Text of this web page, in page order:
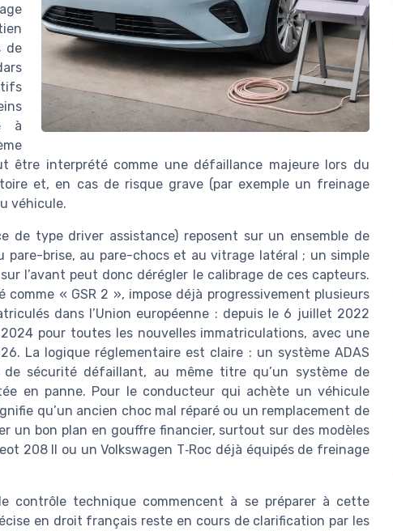
de
à
être interprété comme une défaillance majeure lors du
et, en cas de risque grave (par exemple un freinage
véhicule.
de type driver assistance) reposent sur un ensemble de
pare-brise, au pare-chocs et au vitrage latéral ; un simple
l’avant peut donc dérégler le calibrage de ces capteurs.
« GSR 2 », impose déjà progressivement plusieurs
dans l’Union européenne : depuis le 6 juillet 2022
pour toutes les nouvelles immatriculations, avec une
La logique réglementaire est claire : un système ADAS
sécurité défaillant, au même titre qu’un système de
en panne. Pour le conducteur qui achète un véhicule
qu’un ancien choc mal réparé ou un remplacement de
un bon plan en gouffre financier, surtout sur des modèles
208 II ou un Volkswagen T‑Roc déjà équipés de freinage
contrôle technique commencent à se préparer à cette
en droit français reste en cours de clarification par les